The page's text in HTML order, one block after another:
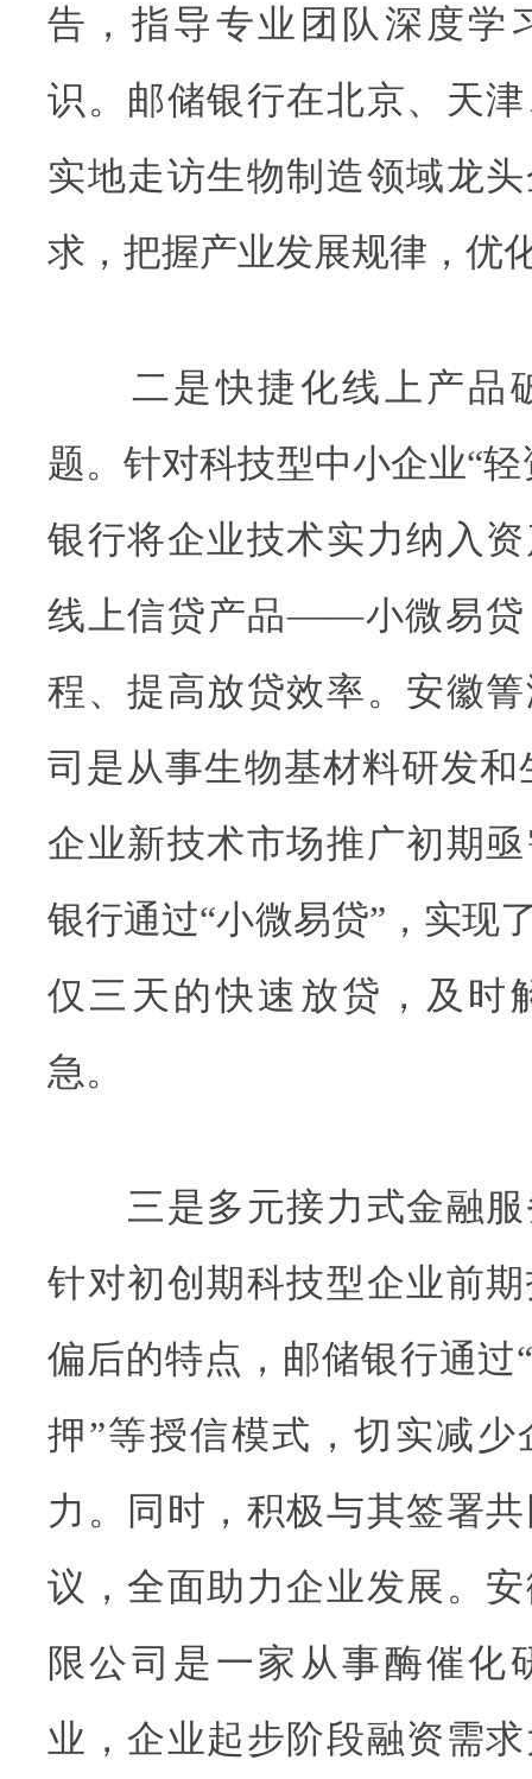
告，指导专业团队深度学
识。邮储银行在北京、天
实地走访生物制造领域龙
求，把握产业发展规律，优
二是快捷化线上产品
题。针对科技型中小企业“
银行将企业技术实力纳入
线上信贷产品——小微易贷
程、提高放贷效率。安徽
司是从事生物基材料研发
企业新技术市场推广初期
银行通过“小微易贷”，实现
仅三天的快速放贷，及时
急。
三是多元接力式金融服
针对初创期科技型企业前
偏后的特点，邮储银行通过
押”等授信模式，切实减
力。同时，积极与其签署
议，全面助力企业发展。
限公司是一家从事酶催化
业，企业起步阶段融资需